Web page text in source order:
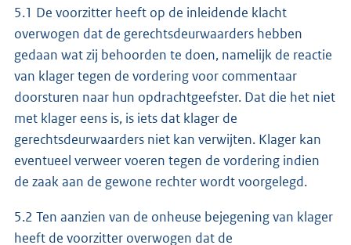
5.1 De voorzitter heeft op de inleidende klacht
overwogen dat de gerechtsdeurwaarders hebben
gedaan wat zij behoorden te doen, namelijk de reactie
van klager tegen de vordering voor commentaar
doorsturen naar hun opdrachtgeefster. Dat die het niet
met klager eens is, is iets dat klager de
gerechtsdeurwaarders niet kan verwijten. Klager kan
eventueel verweer voeren tegen de vordering indien
de zaak aan de gewone rechter wordt voorgelegd.
5.2 Ten aanzien van de onheuse bejegening van klager
heeft de voorzitter overwogen dat de